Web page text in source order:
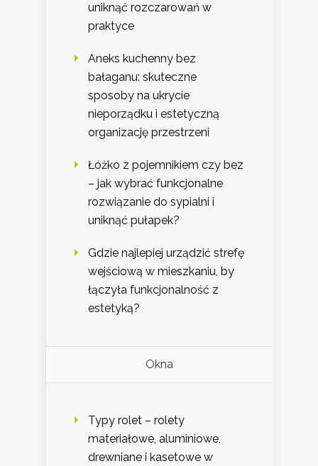
uniknąć rozczarowań w
praktyce
Aneks kuchenny bez
bałaganu: skuteczne
sposoby na ukrycie
nieporządku i estetyczną
organizację przestrzeni
Łóżko z pojemnikiem czy bez
– jak wybrać funkcjonalne
rozwiązanie do sypialni i
uniknąć pułapek?
Gdzie najlepiej urządzić strefę
wejściową w mieszkaniu, by
łączyła funkcjonalność z
estetyką?
Okna
Typy rolet – rolety
materiałowe, aluminiowe,
drewniane i kasetowe w